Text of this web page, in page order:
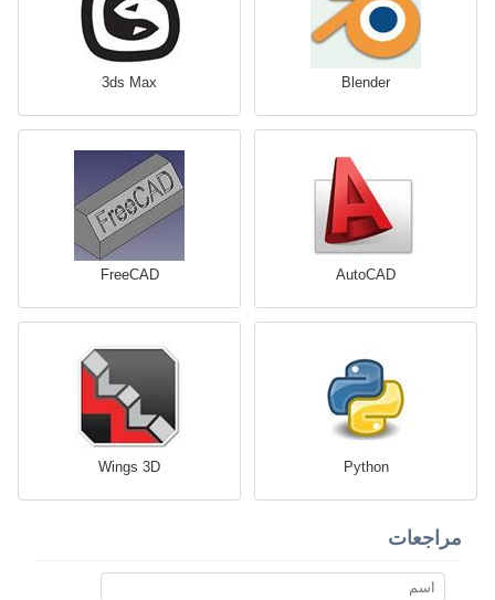
Blender
3ds Max
AutoCAD
FreeCAD
Python
Wings 3D
مراجعات